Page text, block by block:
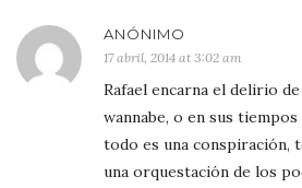
ANÓNIMO
17 abril, 2014 at 3:02 am
Rafael encarna el delirio
wannabe, o en sus
todo es una conspiración,
una orquestación de los